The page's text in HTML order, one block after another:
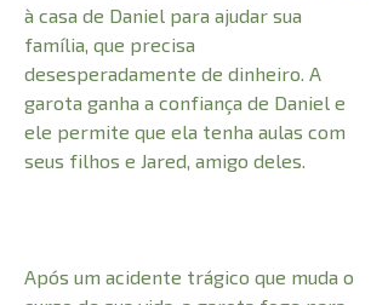
à casa de Daniel para ajudar sua
família, que precisa
desesperadamente de dinheiro. A
garota ganha a confiança de Daniel e
ele permite que ela tenha aulas com
seus filhos e Jared, amigo deles.
Após um acidente trágico que muda o